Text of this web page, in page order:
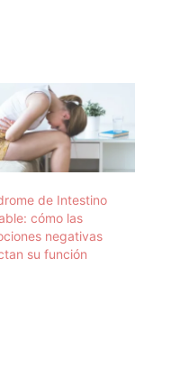
de Intestino
cómo las
negativas
su función